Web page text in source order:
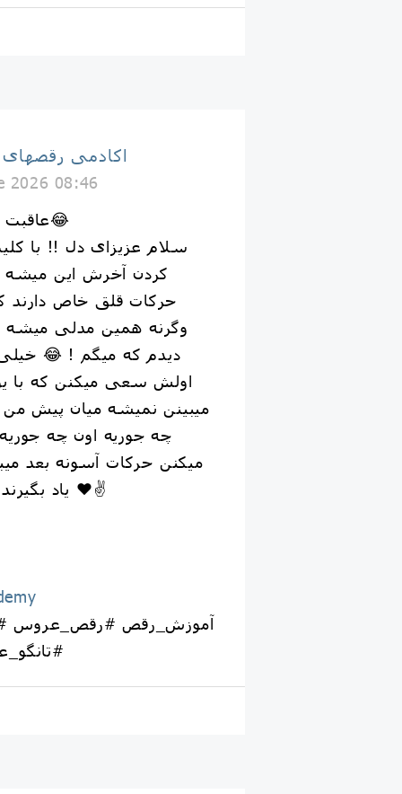
اكادمى
2026 08:46
عاقبت تمرین تانگو با یوتیوب😂
سلام عزیزای دل !! با
کردن آخرش این میشه
حرکات قلق خاص دارند
وگرنه همین مدلی میشه
دیدم که میگم ! 😂
اولش سعی میکنن که با
میبینن نمیشه میان پیش
چه جوریه اون چه
میکنن حرکات آسونه بعد
یاد بگیرند تا نتیجه قشنگ بشه ❤️✌️